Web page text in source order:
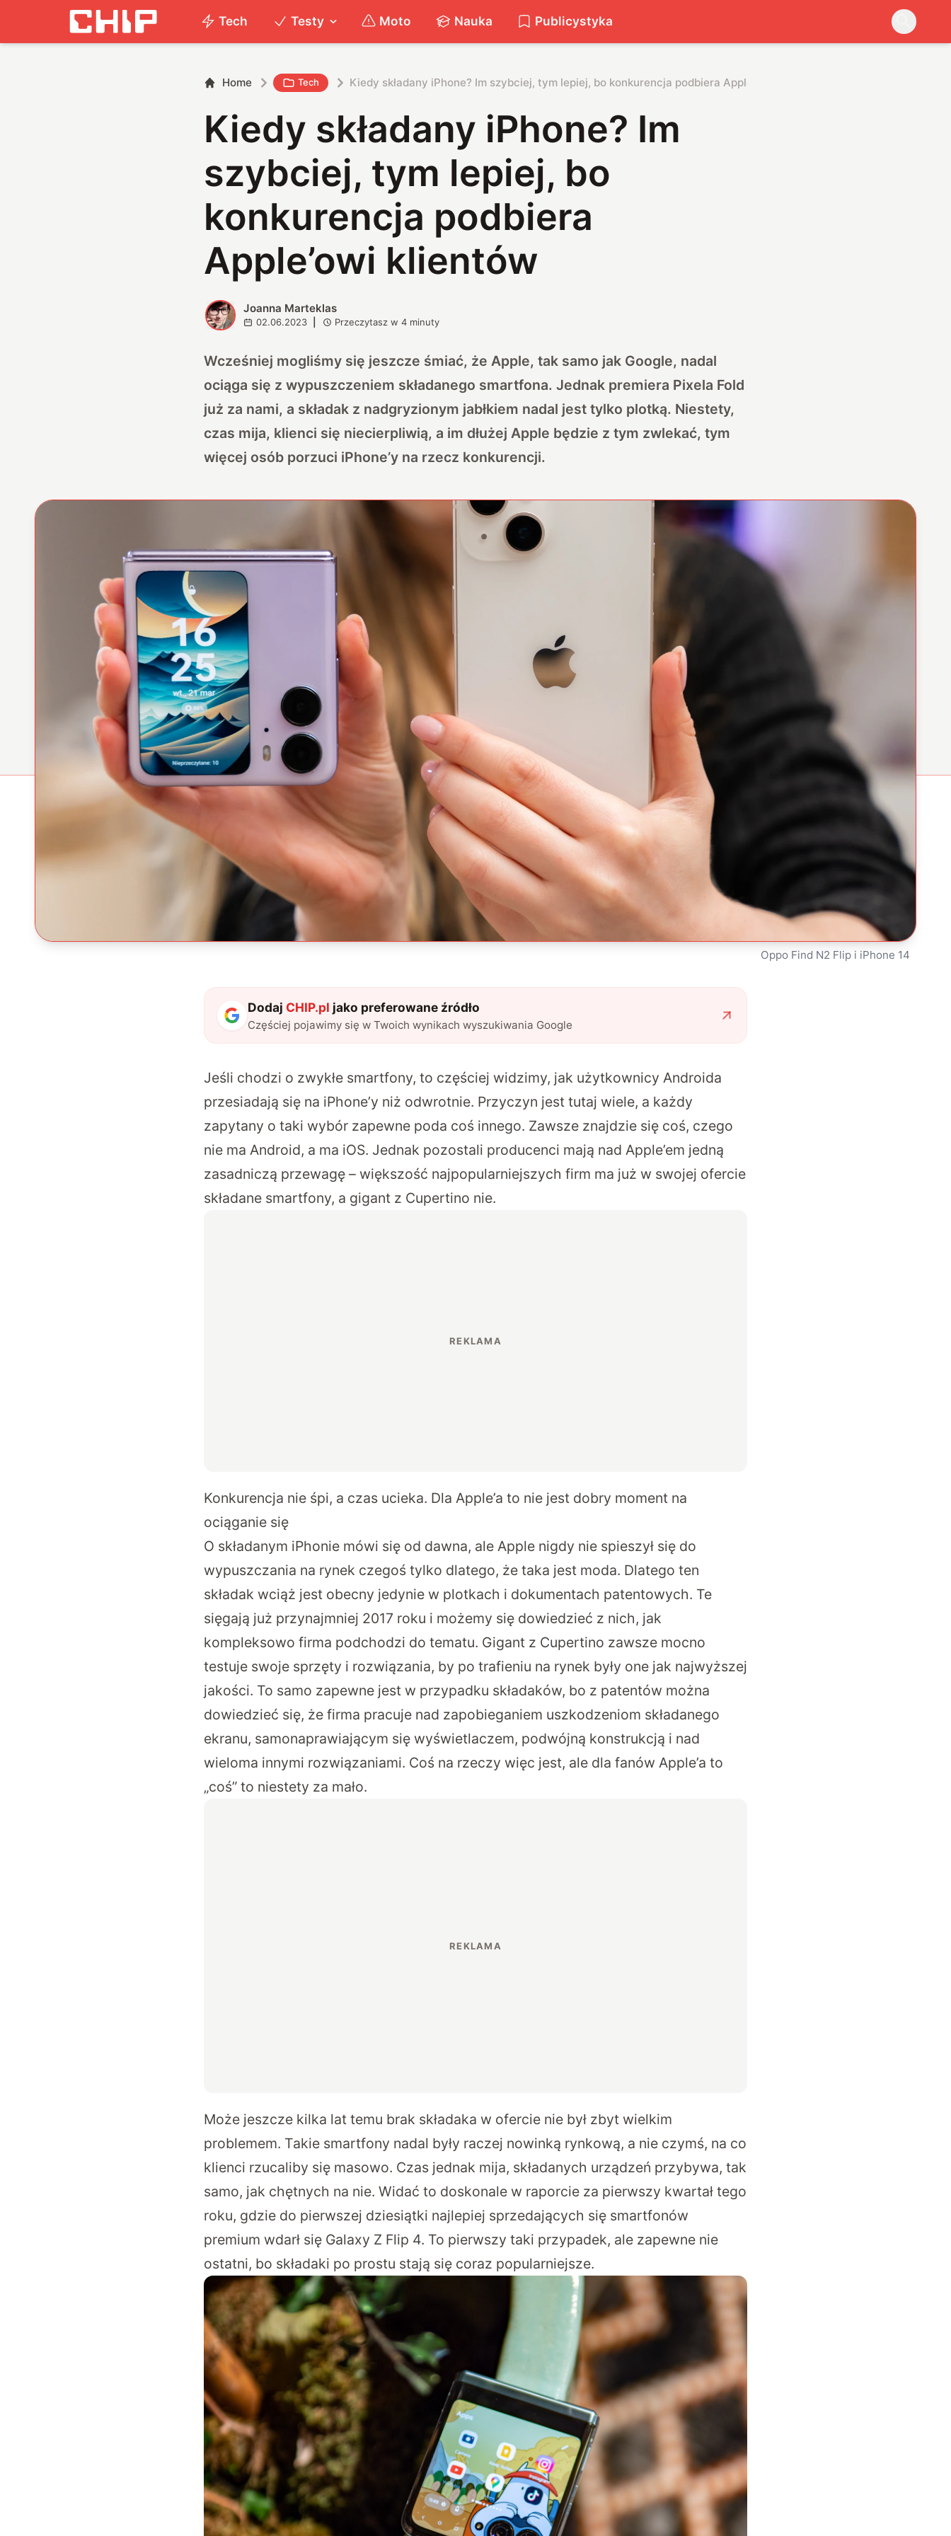
Tech Testy Moto Nauka Publicystyka
Home Tech Kiedy składany iPhone? Im szybciej, tym lepiej, bo konkurencja podbiera Apple’owi klientów
Kiedy składany iPhone? Im
szybciej, tym lepiej, bo
konkurencja podbiera
Apple’owi klientów
J Joanna Marteklas
02.06.2023 Przeczytasz w4 minuty
Wcześniej mogliśmy się jeszcze śmiać, że Apple, tak samo jak Google, nadal
ociąga się z wypuszczeniem składanego smartfona. Jednak premiera Pixela Fold
już za nami, a składak z nadgryzionym jabłkiem nadal jest tylko plotką. Niestety,
czas mija, klienci się niecierpliwią, a im dłużej Apple będzie z tym zwlekać, tym
więcej osób porzuci iPhone’y na rzecz konkurencji.
Oppo Find N2 Flip i iPhone 14
Dodaj CHIP.pl jako preferowane źródło
Częściej pojawimy się w Twoich wynikach wyszukiwania Google
Jeśli chodzi o zwykłe smartfony, to częściej widzimy, jak użytkownicy Androida
przesiadają się na iPhone’y niż odwrotnie. Przyczyn jest tutaj wiele, a każdy
zapytany o taki wybór zapewne poda coś innego. Zawsze znajdzie się coś, czego
nie ma Android, a ma iOS. Jednak pozostali producenci mają nad Apple’em jedną
zasadniczą przewagę – większość najpopularniejszych firm ma już w swojej ofercie
składane smartfony, a gigant z Cupertino nie.
Konkurencja nie śpi, a czas ucieka. Dla Apple’a to nie jest dobry moment na
ociąganie się
O składanym iPhonie mówi się od dawna, ale Apple nigdy nie spieszył się do
wypuszczania na rynek czegoś tylko dlatego, że taka jest moda. Dlatego ten
składak wciąż jest obecny jedynie w plotkach i dokumentach patentowych. Te
sięgają już przynajmniej 2017 roku i możemy się dowiedzieć z nich, jak
kompleksowo firma podchodzi do tematu. Gigant z Cupertino zawsze mocno
testuje swoje sprzęty i rozwiązania, by po trafieniu na rynek były one jak najwyższej
jakości. To samo zapewne jest w przypadku składaków, bo z patentów można
dowiedzieć się, że firma pracuje nad zapobieganiem uszkodzeniom składanego
ekranu, samonaprawiającym się wyświetlaczem, podwójną konstrukcją i nad
wieloma innymi rozwiązaniami. Coś na rzeczy więc jest, ale dla fanów Apple’a to
„coś” to niestety za mało.
Może jeszcze kilka lat temu brak składaka w ofercie nie był zbyt wielkim
problemem. Takie smartfony nadal były raczej nowinką rynkową, a nie czymś, na co
klienci rzucaliby się masowo. Czas jednak mija, składanych urządzeń przybywa, tak
samo, jak chętnych na nie. Widać to doskonale w raporcie za pierwszy kwartał tego
roku, gdzie do pierwszej dziesiątki najlepiej sprzedających się smartfonów
premium wdarł się Galaxy Z Flip 4. To pierwszy taki przypadek, ale zapewne nie
ostatni, bo składaki po prostu stają się coraz popularniejsze.